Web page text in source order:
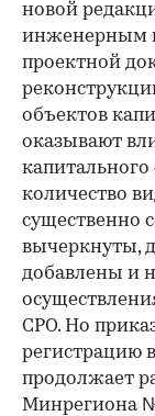
новой
инженерным
проектной
объектов
оказывают
капитального
количество
существенно
вычеркнуты,
добавлены и
СРО. Но
регистрацию
продолжает
Минрегиона